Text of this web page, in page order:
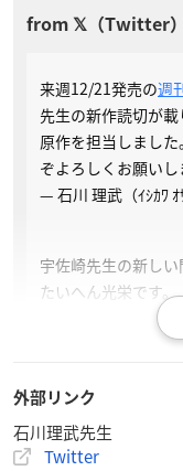
来週12/21発売の週
先生の新作読切が
原作を担当しまし
ぞよろしくお願いし
— 石川 理武（ｲｼｶﾜ
宇佐崎先生の新し
たいへん光栄です。
「雨の日ミサンガ
画をRTしてくれた
かげで今の石川があ
ic.twitter.com/
— 石川 理武（ｲｼｶﾜ
外部リンク
石川理武先生
Twitter